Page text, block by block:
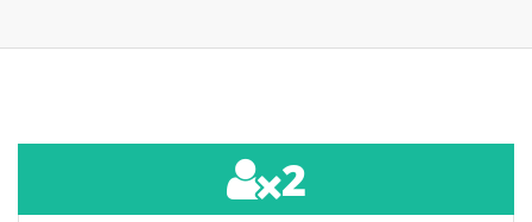
2